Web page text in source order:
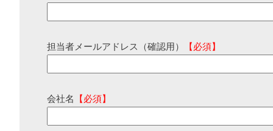
担当者メールアドレス（確認用） 【必須】
会社名 【必須】